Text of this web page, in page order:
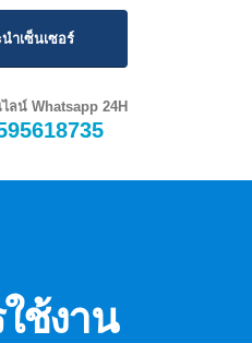
ำเซ็นเซอร์
ลน์ Whatsapp 24H
ช้งาน